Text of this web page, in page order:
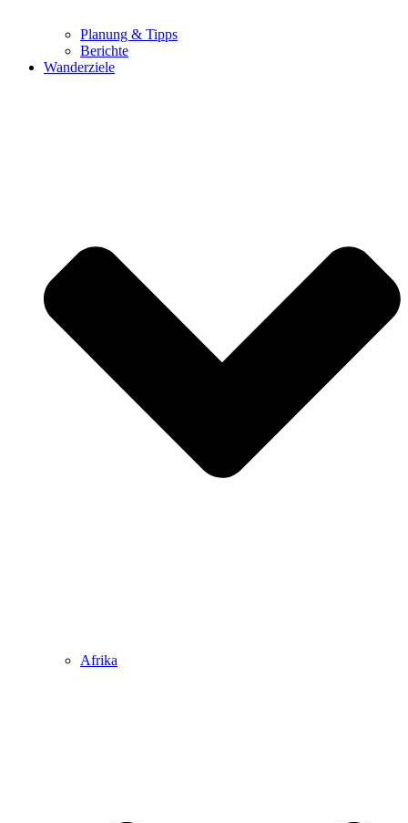
Planung & Tipps
Berichte
Wanderziele
Afrika